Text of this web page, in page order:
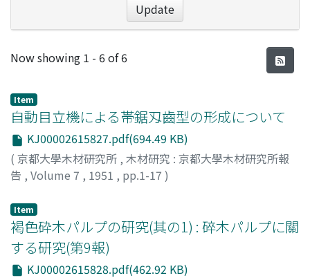
Update
Recent Submissions
Now showing 1 - 6 of 6
Item
自動目立機による帯鋸刄齒型の形成について
KJ00002615827.pdf(694.49 KB)
( 京都大學木材研究所 , 木材研究 : 京都大學木材研究所報
告 , Volume 7 , 1951 , pp.1-17 )
Item
褐色砕木パルプの研究(其の1) : 碎木パルプに關
する研究(第9報)
KJ00002615828.pdf(462.92 KB)